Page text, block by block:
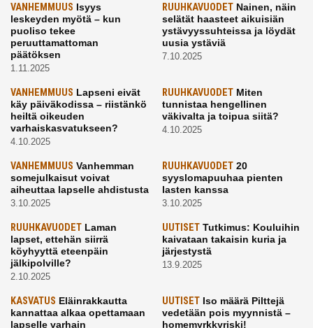
VANHEMMUUS Isyys
leskeyden myötä – kun
puoliso tekee
peruuttamattoman
päätöksen
1.11.2025
RUUHKAVUODETNainen, näin
selätät haasteet aikuisiän
ystävyyssuhteissa ja löydät
uusia ystäviä
7.10.2025
VANHEMMUUS Lapseni eivät
käy päiväkodissa – riistänkö
heiltä oikeuden
varhaiskasvatukseen?
4.10.2025
RUUHKAVUODETMiten
tunnistaa hengellinen
väkivalta ja toipua siitä?
4.10.2025
VANHEMMUUS Vanhemman
somejulkaisut voivat
aiheuttaa lapselle ahdistusta
3.10.2025
RUUHKAVUODET20
syyslomapuuhaa pienten
lasten kanssa
3.10.2025
RUUHKAVUODET Laman
lapset, ettehän siirrä
köyhyyttä eteenpäin
jälkipolville?
2.10.2025
UUTISETTutkimus: Kouluihin
kaivataan takaisin kuria ja
järjestystä
13.9.2025
KASVATUS Eläinrakkautta
kannattaa alkaa opettamaan
lapselle varhain
UUTISETIso määrä Pilttejä
vedetään pois myynnistä –
homemyrkkyriski!